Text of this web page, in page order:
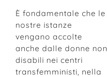
È fondamentale che le
nostre istanze
vengano accolte
anche dalle donne non
disabili nei centri
transfemministi, nella